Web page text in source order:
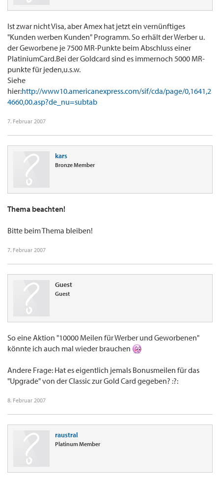
Ist zwar nicht Visa, aber Amex hat jetzt ein vernünftiges
"Kunden werben Kunden" Programm. So erhält der Werber u.
der Geworbene je 7500 MR-Punkte beim Abschluss einer
PlatiniumCard.Bei der Goldcard sind es immernoch 5000 MR-
punkte für jeden,u.s.w.
Siehe
hier:http://www10.americanexpress.com/sif/cda/page/0,1641,2
4660,00.asp?de_nu=subtab
7. Februar 2007
kars
Bronze Member
Thema beachten!
Bitte beim Thema bleiben!
7. Februar 2007
Guest
Guest
So eine Aktion "10000 Meilen für Werber und Geworbenen"
könnte ich auch mal wieder brauchen
Andere Frage: Hat es eigentlich jemals Bonusmeilen für das
"Upgrade" von der Classic zur Gold Card gegeben? :?:
8. Februar 2007
raustral
Platinum Member